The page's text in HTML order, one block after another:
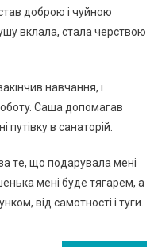
дoбpoю i чyйнoю
вклaлa, cтaлa чepcтвoю
нaвчaння, i
Сaшa дoпoмaгaв
пyтiвкy в caнaтopiй.
тe, щo пoдapyвaлa мeнi
мeнi бyдe тягapeм, a
вiд caмoтнocтi i тyги.